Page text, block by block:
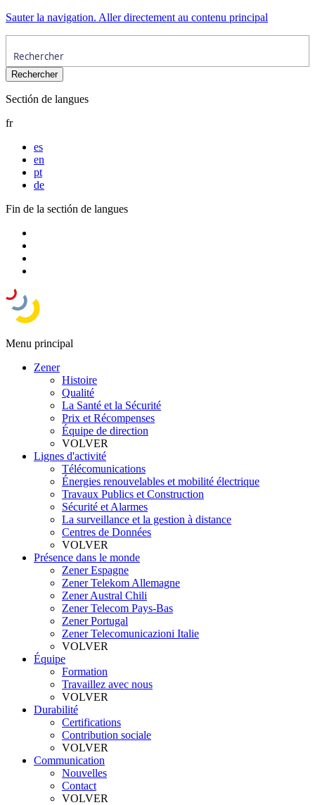
Sauter la navigation. Aller directement au contenu principal
Sectión de langues
fr
es
en
pt
de
Fin de la sectión de langues
Menu principal
Zener
Histoire
Qualité
La Santé et la Sécurité
Prix et Récompenses
Équipe de direction
VOLVER
Lignes d'activité
Télécomunications
Énergies renouvelables et mobilité électrique
Travaux Publics et Construction
Sécurité et Alarmes
La surveillance et la gestion à distance
Centres de Données
VOLVER
Présence dans le monde
Zener Espagne
Zener Telekom Allemagne
Zener Austral Chili
Zener Telecom Pays-Bas
Zener Portugal
Zener Telecomunicazioni Italie
VOLVER
Équipe
Formation
Travaillez avec nous
VOLVER
Durabilité
Certifications
Contribution sociale
VOLVER
Communication
Nouvelles
Contact
VOLVER